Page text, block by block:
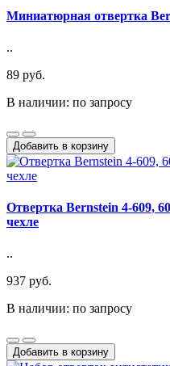
Миниатюрная отвертка
..
89 руб.
В наличии: по запросу
Добавить в корзину
Oтвертка Bernstein 4-609,
чехле
..
937 руб.
В наличии: по запросу
Добавить в корзину